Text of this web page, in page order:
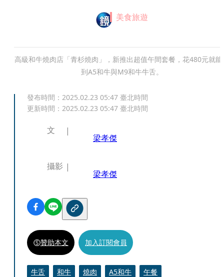
美食旅遊
高級和牛燒肉店「青杉燒肉」，新推出超值午間套餐，花480元就
到A5和牛與M9和牛牛舌。
發布時間： 2025.02.23 05:47 臺北時間
更新時間： 2025.02.23 05:47 臺北時間
文
梁孝傑
攝影
梁孝傑
贊助本文 加入訂閱會員
牛舌 和牛 燒肉 A5和牛 午餐